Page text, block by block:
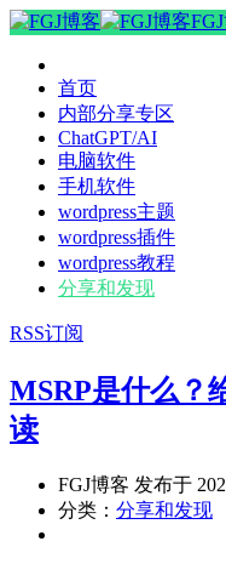
首页
内部分享专区
ChatGPT/AI
电脑软件
手机软件
wordpress主题
wordpress插件
wordpress教程
分享和发现
RSS订阅
MSRP是什么？
读
FGJ博客 发布于
分类： 分享和发现